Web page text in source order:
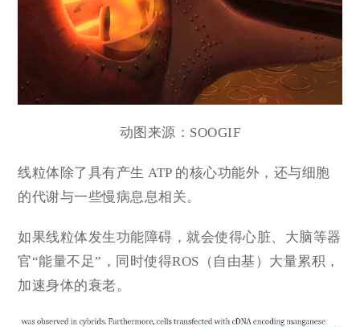
动图来源： SOOGIF
线粒体除了具有产生 ATP 的核心功能外，还与细胞
的代谢与一些慢病息息相关。
如果线粒体发生功能障碍，就会使得心脏、大脑等器
官“能量不足”，同时使得ROS（自由基）大量累积，
加速身体的衰老。